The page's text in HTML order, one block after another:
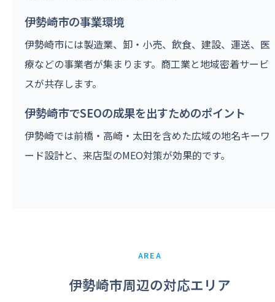
伊勢崎市の事業環境
伊勢崎市には製造業、卸・小売、飲食、建設、運送、医
療などの事業者が集まります。商工業と地域密着サービ
スが共存します。
伊勢崎市でSEOの成果を出すためのポイント
伊勢崎では前橋・高崎・太田を含めた広域の地名キーワ
ード設計と、来店型のMEO対策が効果的です。
AREA
伊勢崎市周辺の対応エリア